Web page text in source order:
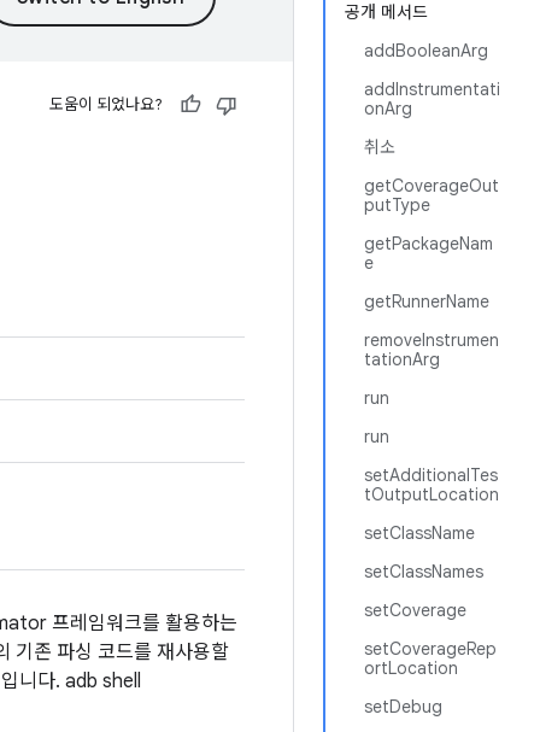
공개 메서드
addBooleanArg
addInstrumentati
onArg
취소
getCoverageOut
putType
getPackageNam
e
getRunnerName
removeInstrumen
tationArg
run
run
setAdditionalTes
tOutputLocation
setClassName
setClassNames
setCoverage
setCoverageRep
ortLocation
setDebug
도움이 되었나요?
프레임워크를 활용하는
기존 파싱 코드를 재사용할
니다. adb shell